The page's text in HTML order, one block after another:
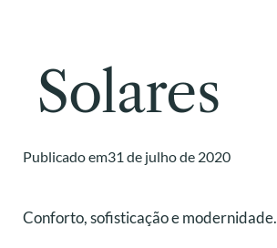
Solares
Publicado em31 de julho de 2020
Conforto, sofisticação e modernidade.